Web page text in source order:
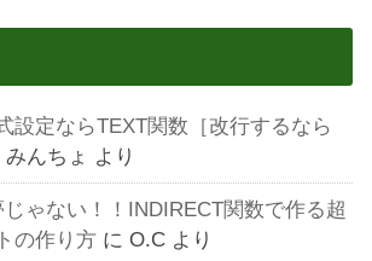
設定ならTEXT関数［改行するなら
みんちょ より
ゃない！！INDIRECT関数で作る超
の作り方 にO.C より